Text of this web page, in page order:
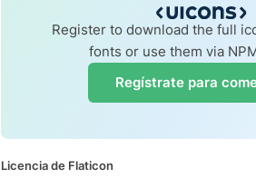
Register to download the full
fonts or use them via
Regístrate para
Licencia de Flaticon